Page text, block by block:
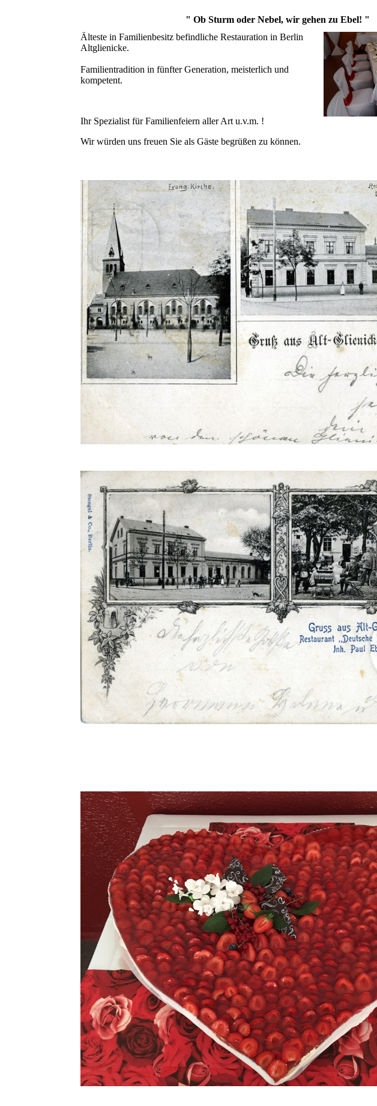
" Ob Sturm oder Nebel, wir gehen zu Ebel! "
Älteste in Familienbesitz befindliche Restauration in Berlin
Altglienicke.
Familientradition in fünfter Generation, meisterlich und
kompetent.
Ihr Spezialist für Familienfeiern aller Art u.v.m. !
Wir würden uns freuen Sie als Gäste begrüßen zu können.